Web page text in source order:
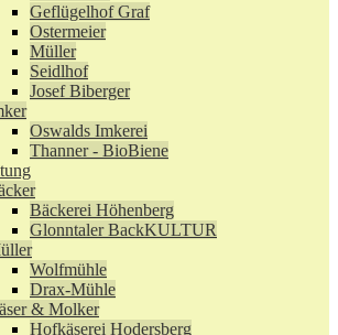
Geflügelhof Graf
Ostermeier
Müller
Seidlhof
Josef Biberger
Oswalds Imkerei
Thanner - BioBiene
Bäckerei Höhenberg
Glonntaler BackKULTUR
Wolfmühle
Drax-Mühle
& Molker
Hofkäserei Hodersberg